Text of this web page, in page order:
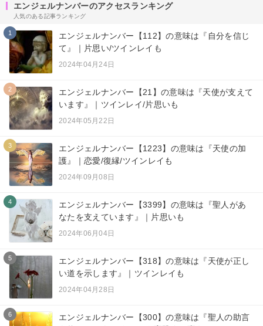
エンジェルナンバーのアクセスランキング
人気のある記事ランキング
1
エンジェルナンバー【112】の意味は『自分を信じ
て』｜片思い/ツインレイも
2024年04月24日
2
エンジェルナンバー【21】の意味は『天使が支えて
います』｜ツインレイ/片思いも
2024年05月22日
3
エンジェルナンバー【1223】の意味は『天使の加
護』｜恋愛/復縁/ツインレイも
2024年09月08日
4
エンジェルナンバー【3399】の意味は『聖人があ
なたを支えています』｜片思いも
2024年06月04日
5
エンジェルナンバー【318】の意味は『天使が正し
い道を示します』｜ツインレイも
2024年04月28日
6
エンジェルナンバー【300】の意味は『聖人の助言